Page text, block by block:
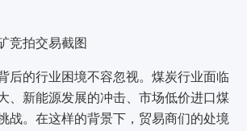
竞拍交易截图
后的行业困境不容忽视。煤炭行业面临
、新能源发展的冲击、市场低价进口煤
战。在这样的背景下，贸易商们的处境